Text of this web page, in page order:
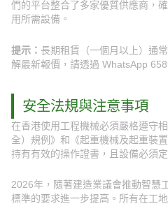
們的平台整合了多家優質供應商，
用所需設備。
提示： 長期租賃（一個月以上）通
解最新報價，請透過 WhatsApp
安全法規與注意事項
在香港使用工程機械必須嚴格遵守
全）規例》和《起重機械及起重裝
持有有效的操作證書，且設備必須
2026年，隨著建造業議會推動智慧
標準的要求進一步提高。所有在工